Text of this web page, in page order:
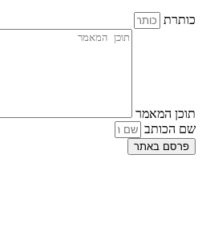
כותרת
תוכן המאמר
שם הכותב
פרסם באתר